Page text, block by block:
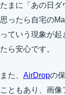
たまに「あの日ダ
思ったら自宅の
っていう現象が
たら安心です。
また、 AirDropの
こともあり、画